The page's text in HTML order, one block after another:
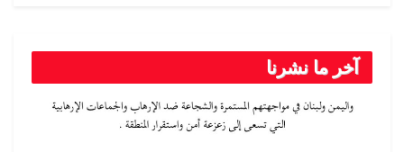
آخر ما نشرنا